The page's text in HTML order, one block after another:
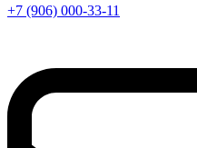
+7 (906) 000-33-11